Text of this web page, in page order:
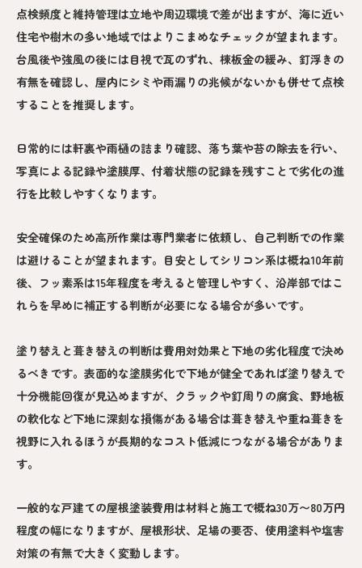
点検頻度と維持管理は立地や周辺環境で差が出ますが、海に近い
住宅や樹木の多い地域ではよりこまめなチェックが望まれます。
台風後や強風の後には目視で瓦のずれ、棟板金の緩み、釘浮きの
有無を確認し、屋内にシミや雨漏りの兆候がないかも併せて点検
することを推奨します。
日常的には軒裏や雨樋の詰まり確認、落ち葉や苔の除去を行い、
写真による記録や塗膜厚、付着状態の記録を残すことで劣化の進
行を比較しやすくなります。
安全確保のため高所作業は専門業者に依頼し、自己判断での作業
は避けることが望まれます。目安としてシリコン系は概ね10年前
後、フッ素系は15年程度を考えると管理しやすく、沿岸部ではこ
れらを早めに補正する判断が必要になる場合が多いです。
塗り替えと葺き替えの判断は費用対効果と下地の劣化程度で決め
るべきです。表面的な塗膜劣化で下地が健全であれば塗り替えで
十分機能回復が見込めますが、クラックや釘周りの腐食、野地板
の軟化など下地に深刻な損傷がある場合は葺き替えや重ね葺きを
視野に入れるほうが長期的なコスト低減につながる場合がありま
す。
一般的な戸建ての屋根塗装費用は材料と施工で概ね30万〜80万円
程度の幅になりますが、屋根形状、足場の要否、使用塗料や塩害
対策の有無で大きく変動します。